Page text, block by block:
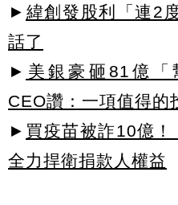
► 緯創發股利「連2
話了
► 美銀豪砸81億「
CEO讚：一項值得的
► 買疫苗被詐10億！
全力捍衛捐款人權益